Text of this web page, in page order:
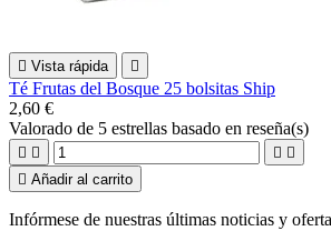
 Vista rápida 
Té Frutas del Bosque 25 bolsitas Ship
2,60 €
Valorado de 5 estrellas basado en reseña(s)
   
 Añadir al carrito
Infórmese de nuestras últimas noticias y